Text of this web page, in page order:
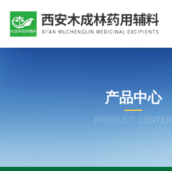
产品中心
PRODUCT CENTER